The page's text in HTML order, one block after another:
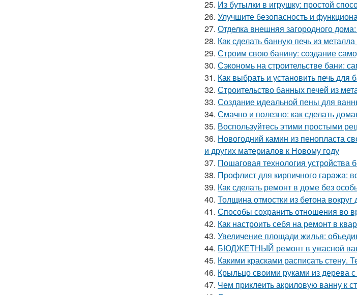
25. Из бутылки в игрушку: простой
26. Улучшите безопасность и
27. Отделка внешняя загородного
28. Как сделать банную печь из
29. Строим свою банину: создание
30. Сэкономь на строительстве бани:
31. Как выбрать и установить печь для
32. Строительство банных печей из
33. Создание идеальной пены для
34. Смачно и полезно: как сделать
35. Воспользуйтесь этими простыми
36. Новогодний камин из пенопласта
и других материалов к Новому году
37. Пошаговая технология устройства
38. Профлист для кирпичного гаража:
39. Как сделать ремонт в доме без
40. Толщина отмостки из бетона
41. Способы сохранить отношения во
42. Как настроить себя на ремонт в
43. Увеличение площади жилья:
44. БЮДЖЕТНЫЙ ремонт в ужасной
45. Какими красками расписать стену.
46. Крыльцо своими руками из дерева
47. Чем приклеить акриловую ванну к